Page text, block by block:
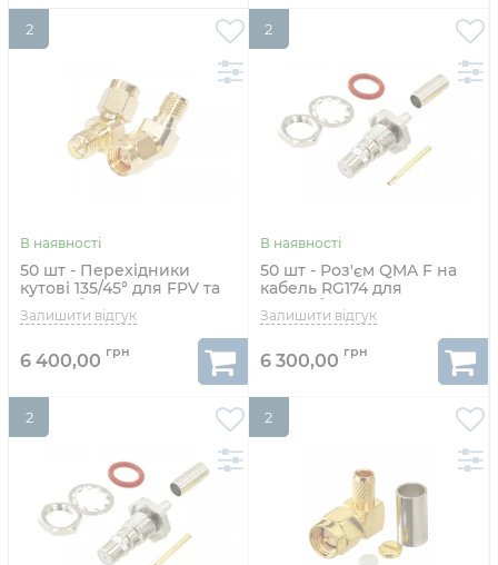
2
50 шт - Перехідники
кутові 135/45° для FPV та
радіообладнання (SMA M
- RP-SMA F)
6 400,00
2
50 шт - Роз'єм QMA F на
кабель RG174 для
радіообладнання
6 300,00
2 2